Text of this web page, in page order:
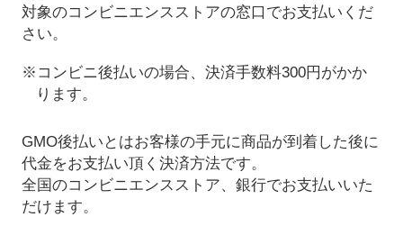
対象のコンビニエンスストアの窓口でお支払いくだ
さい。
※コンビニ後払いの場合、決済手数料300円がかか
ります。
GMO後払いとはお客様の手元に商品が到着した後に
代金をお支払い頂く決済方法です。
全国のコンビニエンスストア、銀行でお支払いいた
だけます。